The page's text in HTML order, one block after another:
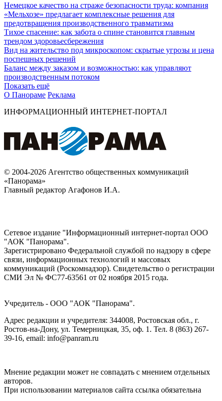
Немецкое качество на страже безопасности труда: компания
«Мельхозе» предлагает комплексные решения для
предотвращения производственного травматизма
Тихое спасение: как забота о спине становится главным
трендом здоровьесбережения
Вид на жительство под микроскопом: скрытые угрозы и цена
поспешных решений
Баланс между заказом и возможностью: как управляют
производственным потоком
Показать ещё
О Панораме Реклама
ИНФОРМАЦИОННЫЙ ИНТЕРНЕТ-ПОРТАЛ
© 2004-2026 Агентство общественных коммуникаций
«Панорама»
Главный редактор Агафонов И.А.
Сетевое издание "Информационный интернет-портал ООО
"АОК "Панорама".
Зарегистрировано Федеральной службой по надзору в сфере
связи, информационных технологий и массовых
коммуникаций (Роскомнадзор). Cвидетельство о регистрации
СМИ Эл № ФС77-63561 от 02 ноября 2015 года.
Учредитель - ООО "АОК "Панорама".
Адрес редакции и учредителя: 344008, Ростовская обл., г.
Ростов-на-Дону, ул. Темерницкая, 35, оф. 1. Тел. 8 (863) 267-
39-16, email: info@panram.ru
Мнение редакции может не совпадать с мнением отдельных
авторов.
При использовании материалов сайта ссылка обязательна